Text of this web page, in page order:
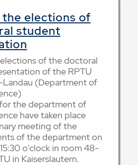
the elections of
student
of the doctoral
of the RPTU
Landau (Department of
the department of
have taken place
meeting of the
of the department on
o'clock in room 48-
in Kaiserslautern.